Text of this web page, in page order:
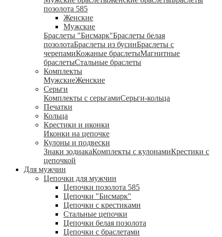
позолота 585
Женские
Мужские
Браслеты "Бисмарк"Браслеты белая
позолотаБраслеты из бусинБраслеты с
черепамиКожаные браслетыМагнитные
браслетыСтальные браслеты
Комплекты
МужскиеЖенские
Серьги
Комплекты с серьгамиСерьги-кольца
Печатки
Кольца
Крестики и иконки
Иконки на цепочке
Кулоны и подвески
Знаки зодиакаКомплекты с кулонамиКрестики с
цепочкой
Для мужчин
Цепочки для мужчин
Цепочки позолота 585
Цепочки "Бисмарк"
Цепочки с крестиками
Стальные цепочки
Цепочки белая позолота
Цепочки с браслетами